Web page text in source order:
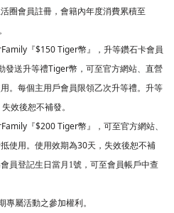
圈會員註冊，會籍內年度消費累積至
『$150 Tiger幣』，升等鑽石卡會員
發送升等禮Tiger幣，可至官方網站、直營
。每個主用戶會員限領乙次升等禮。升等
失效後恕不補發。
『$200 Tiger幣』，可至官方網站、
使用。使用效期為30天，失效後恕不補
員登記生日當月1號 ，可至會員帳戶中查
專屬活動之參加權利。